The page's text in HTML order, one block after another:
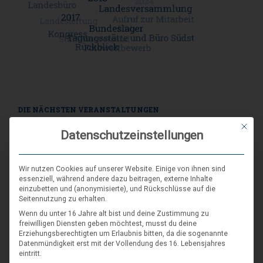
DIE NÄCHSTEN VERANSTALTUNGEN
ARR|JEL Sommertreffen 2026
21. Aug. 26
Blankenburg (Harz)-Wienrode
4. Sep. 26
Hameln
Mit
Datenschutzeinstellungen
Wir nutzen Cookies auf unserer Website. Einige von ihnen sind
essenziell, während andere dazu beitragen, externe Inhalte
einzubetten und (anonymisierte), und Rückschlüsse auf die
Seitennutzung zu erhalten.
Wenn du unter 16 Jahre alt bist und deine Zustimmung zu
freiwilligen Diensten geben möchtest, musst du deine
Erziehungsberechtigten um Erlaubnis bitten, da die sogenannte
Datenmündigkeit erst mit der Vollendung des 16. Lebensjahres
eintritt.